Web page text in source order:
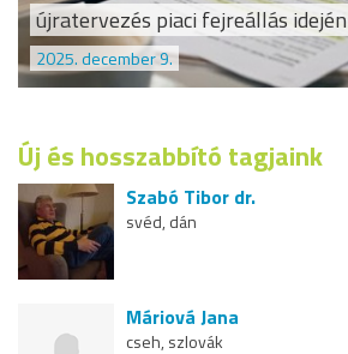
újratervezés piaci fejreállás idején
2025. december 9.
Új és hosszabbító tagjaink
Szabó Tibor dr.
svéd, dán
Máriová Jana
cseh, szlovák